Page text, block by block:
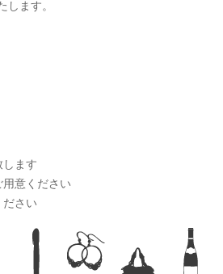
ます。
ます
意ください
さい